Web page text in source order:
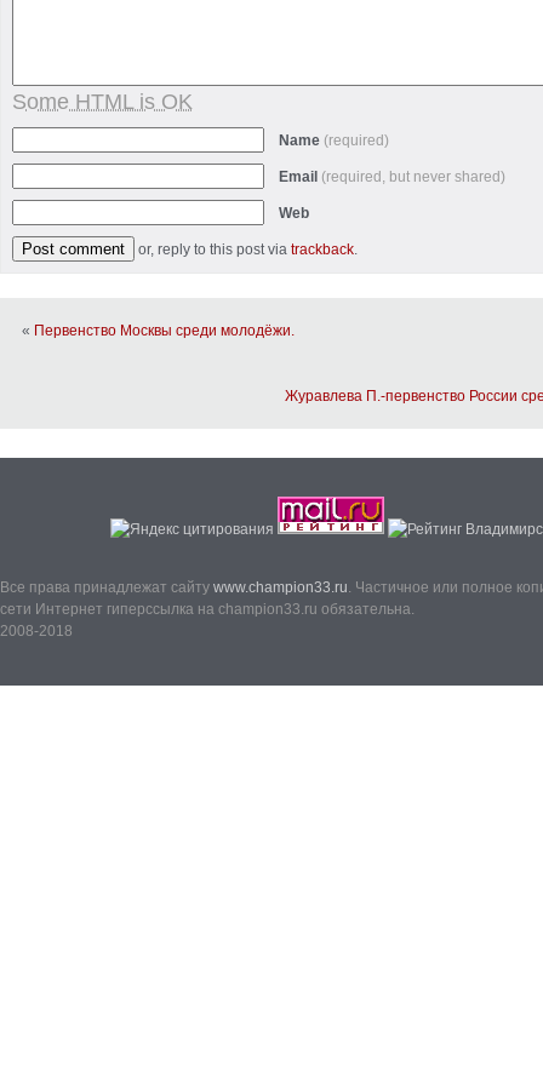
Some HTML is OK
Name (required)
Email (required, but never shared)
Web
or, reply to this post via trackback.
« Первенство Москвы среди молодёжи.
Журавлева П.-первенство России
Все права принадлежат сайту www.champion33.ru. Частичное или полное
сети Интернет гиперссылка на champion33.ru обязательна.
2008-2018